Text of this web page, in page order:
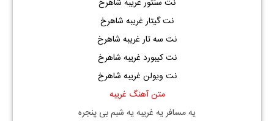
نت سنتور غریبه شاهرخ
نت گیتار غریبه شاهرخ
نت سه تار غریبه شاهرخ
نت کیبورد غریبه شاهرخ
نت ویولن غریبه شاهرخ
متن آهنگ غریبه
یه مسافر یه غریبه یه شبم بی پنجره